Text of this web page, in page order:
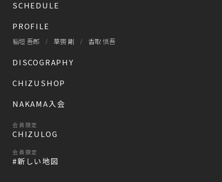
SCHEDULE
PROFILE
稲垣 吾郎 草彅 剛 香取 慎吾
DISCOGRAPHY
CHIZUSHOP
NAKAMA入会
会員限定
CHIZULOG
会員限定
#新しい地図